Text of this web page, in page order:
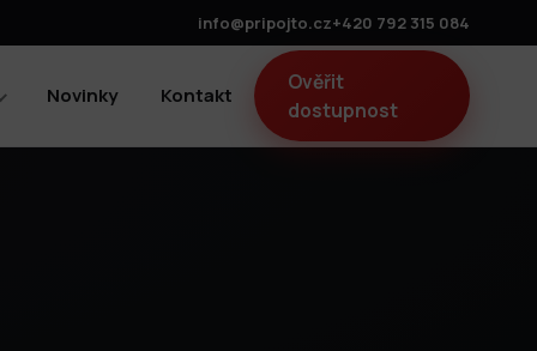
info@pripojto.cz+420 792 315 084
Novinky Kontakt
Ověřit
dostupnost